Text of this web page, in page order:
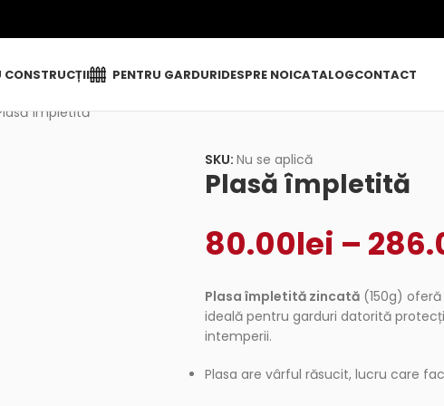
CONSTRUCȚII PENTRU GARDURIDESPRE NOICATALOGCONTACT
împletită
SKU: Nu se aplică
Plasă împletită
80.00lei –
Plasa împletită zincată(150g)
ideală pentru garduri datorită
intemperii.
Plasa are vârful răsucit, lucru care